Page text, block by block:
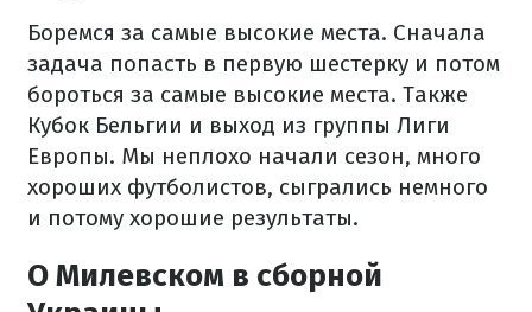
Боремся за самые высокие места. Сначала
задача попасть в первую шестерку и потом
бороться за самые высокие места. Также
Кубок Бельгии и выход из группы Лиги
Европы. Мы неплохо начали сезон, много
хороших футболистов, сыгрались немного
и потому хорошие результаты.
О Милевском в сборной